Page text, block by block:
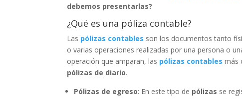
debemos presentarlas?
¿Qué es una póliza contable?
Las pólizas contables son los documentos tanto
o varias operaciones realizadas por una persona o
operación que amparan, las pólizas contables más
pólizas de diario.
Pólizas de egreso: En este tipo de pólizas se